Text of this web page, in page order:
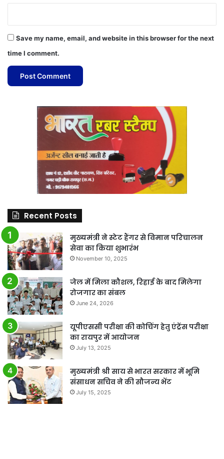
Save my name, email, and website in this browser for the next
time I comment.
Recent Posts
मुख्यमंत्री ने स्टेट हैंगर से विमान परिचालन
सेवा का किया शुभारंभ
November 10, 2025
जेल में मिला कौशल, रिहाई के बाद मिलेगा
रोजगार का संबल
June 24, 2026
यूपीएससी परीक्षा की कोचिंग हेतु एंट्रेंस परीक्षा
का रायपुर में आयोजन
July 13, 2025
मुख्यमंत्री श्री साय से भारत सरकार में भूमि
संसाधन सचिव ने की सौजन्य भेंट
July 15, 2025